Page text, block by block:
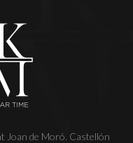
Joan de Moró. Castellón